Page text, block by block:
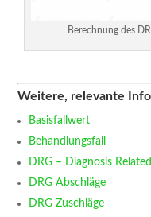
Berechnung des
Weitere, relevante
Basisfallwert
Behandlungsfall
DRG – Diagnosis
DRG Abschläge
DRG Zuschläge